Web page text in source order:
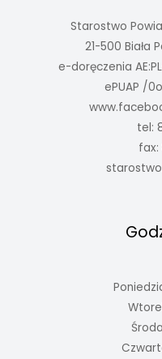
Starostwo
21-500 Biała
e-doręczenia
ePUAP /
tel:
fax: